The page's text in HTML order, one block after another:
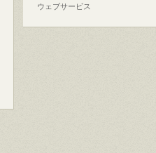
ウェブサービス